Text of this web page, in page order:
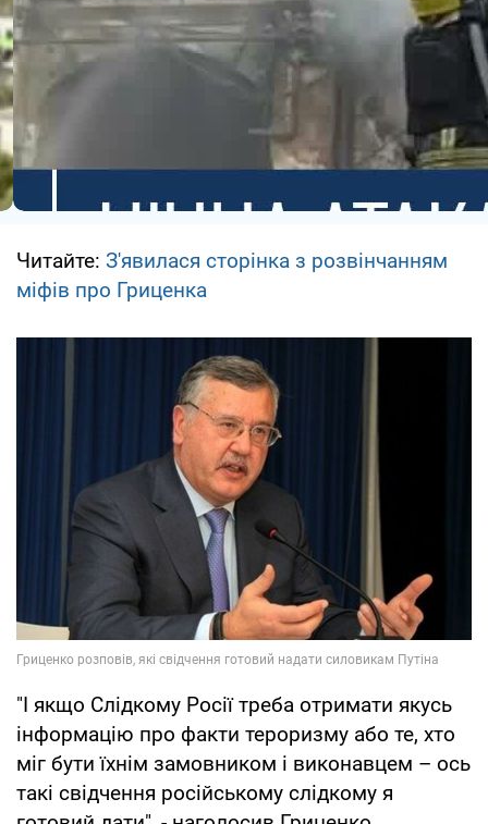
Читайте: З'явилася сторінка з розвінчанням
міфів про Гриценка
"І якщо Слідкому Росії треба отримати якусь
інформацію про факти тероризму або те, хто
міг бути їхнім замовником і виконавцем – ось
такі свідчення російському слідкому я